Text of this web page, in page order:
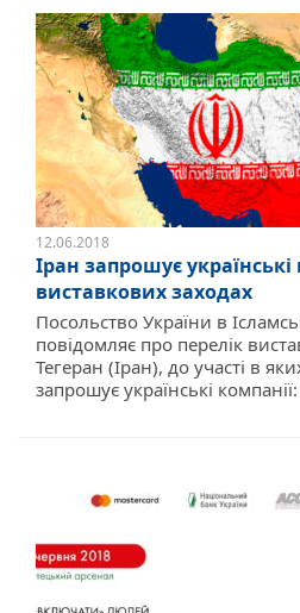
12.06.2018
Іран запрошує українські
виставкових заходах
Посольство України в
повідомляє про перелік
Тегеран (Іран), до участі в
запрошує українські